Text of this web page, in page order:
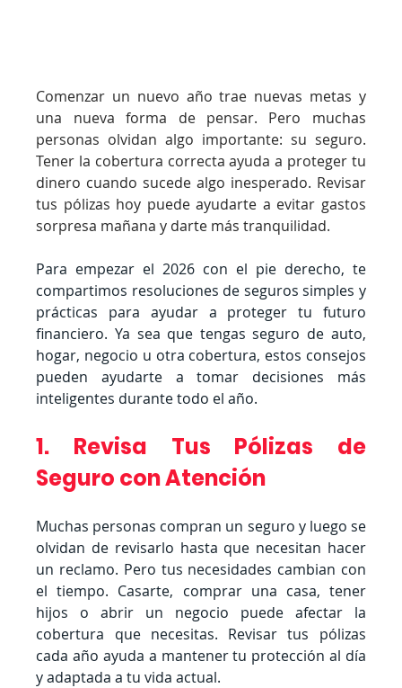
Comenzar un nuevo año trae nuevas metas y
una nueva forma de pensar. Pero muchas
personas olvidan algo importante: su seguro.
Tener la cobertura correcta ayuda a proteger tu
dinero cuando sucede algo inesperado. Revisar
tus pólizas hoy puede ayudarte a evitar gastos
sorpresa mañana y darte más tranquilidad.
Para empezar el 2026 con el pie derecho, te
compartimos resoluciones de seguros simples y
prácticas para ayudar a proteger tu futuro
financiero. Ya sea que tengas seguro de auto,
hogar, negocio u otra cobertura, estos consejos
pueden ayudarte a tomar decisiones más
inteligentes durante todo el año.
1. Revisa Tus Pólizas de
Seguro con Atención
Muchas personas compran un seguro y luego se
olvidan de revisarlo hasta que necesitan hacer
un reclamo. Pero tus necesidades cambian con
el tiempo. Casarte, comprar una casa, tener
hijos o abrir un negocio puede afectar la
cobertura que necesitas. Revisar tus pólizas
cada año ayuda a mantener tu protección al día
y adaptada a tu vida actual.